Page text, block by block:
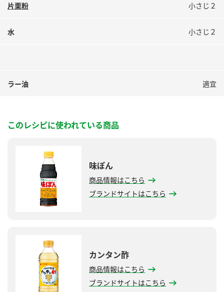
片栗粉 小さじ２
水 小さじ２
ラー油 適宜
このレシピに使われている商品
味ぽん
商品情報はこちら
ブランドサイトはこちら
カンタン酢
商品情報はこちら
ブランドサイトはこちら